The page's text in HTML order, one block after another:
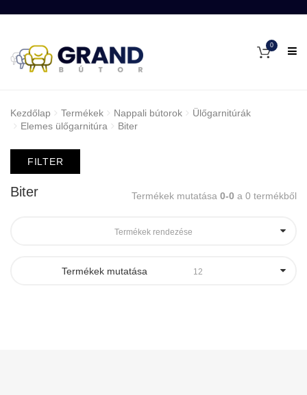
0
Kezdőlap Termékek Nappali bútorok
Ülőgarnitúrák
Elemes ülőgarnitúra
Biter
FILTER
Biter Termékek mutatása 0-0 a 0 termékből
Termékek rendezése
Termékek mutatása 12